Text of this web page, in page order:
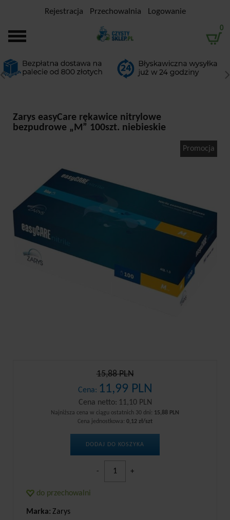
Rejestracja Przechowalnia Logowanie
0
Zarys easyCare rękawice nitrylowe
bezpudrowe „M” 100szt. niebieskie
Promocja
15,88 PLN
Cena: 11,99 PLN
Cena netto: 11,10 PLN
Najniższa cena w ciągu ostatnich 30 dni: 15,88 PLN
Cena jednostkowa: 0,12 zł/szt
DODAJ DO KOSZYKA
- +
do przechowalni
Marka: Zarys